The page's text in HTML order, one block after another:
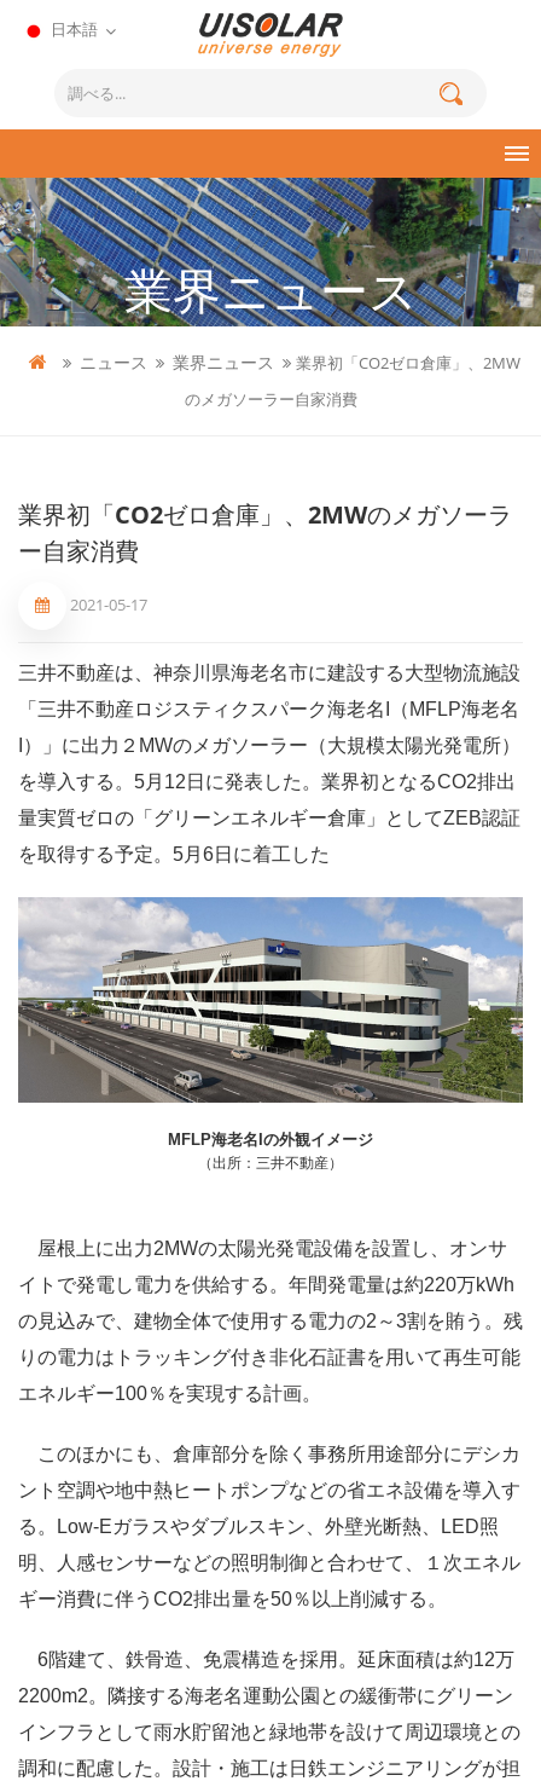
日本語
業界ニュース
ニュース 業界ニュース
業界初「CO2ゼロ倉庫」、2MW
のメガソーラー自家消費
業界初「CO2ゼロ倉庫」、2MWのメガソーラ
ー自家消費
2021-05-17
三井不動産は、神奈川県海老名市に建設する大型物流施設
「三井不動産ロジスティクスパーク海老名I（MFLP海老名
I）」に出力２MWのメガソーラー（大規模太陽光発電所）
を導入する。5月12日に発表した。業界初となるCO2排出
量実質ゼロの「グリーンエネルギー倉庫」としてZEB認証
を取得する予定。5月6日に着工した
MFLP海老名Iの外観イメージ
（出所：三井不動産）
屋根上に出力2MWの太陽光発電設備を設置し、オンサ
イトで発電し電力を供給する。年間発電量は約220万kWh
の見込みで、建物全体で使用する電力の2～3割を賄う。残
りの電力はトラッキング付き非化石証書を用いて再生可能
エネルギー100％を実現する計画。
このほかにも、倉庫部分を除く事務所用途部分にデシカ
ント空調や地中熱ヒートポンプなどの省エネ設備を導入す
る。Low-Eガラスやダブルスキン、外壁光断熱、LED照
明、人感センサーなどの照明制御と合わせて、１次エネル
ギー消費に伴うCO2排出量を50％以上削減する。
6階建て、鉄骨造、免震構造を採用。延床面積は約12万
2200m2。隣接する海老名運動公園との緩衝帯にグリーン
インフラとして雨水貯留池と緑地帯を設けて周辺環境との
調和に配慮した。設計・施工は日鉄エンジニアリングが担